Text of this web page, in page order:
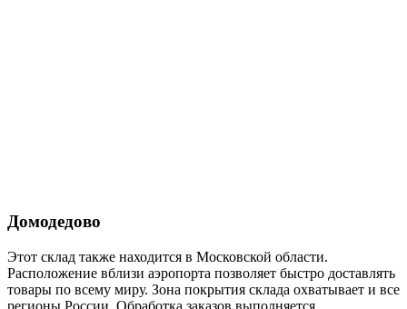
Домодедово
Этот склад также находится в Московской области.
Расположение вблизи аэропорта позволяет быстро доставлять
товары по всему миру. Зона покрытия склада охватывает и все
регионы России. Обработка заказов выполняется